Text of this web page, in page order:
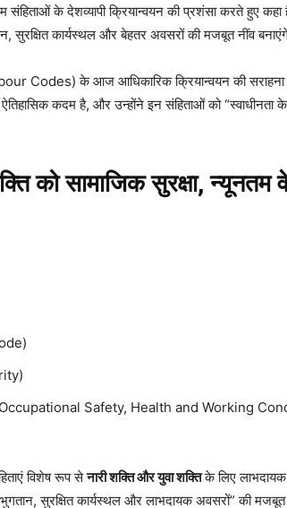
के देशव्यापी क्रियान्वयन की प्रशंसा करते हुए कहा
सुरक्षित कार्यस्थल और बेहतर अवसरों की मजबूत नींव
Codes) के आज आधिकारिक क्रियान्वयन की सराहना
कदम है, और उन्होंने इन संहिताओं को “स्वाधीनता
को सामाजिक सुरक्षा,
(Occupational Safety, Health and Working
विशेष रूप सेनारी शक्ति और युवा शक्तिके लिए लाभदायक
सुरक्षित कार्यस्थल और लाभदायक अवसरों” की